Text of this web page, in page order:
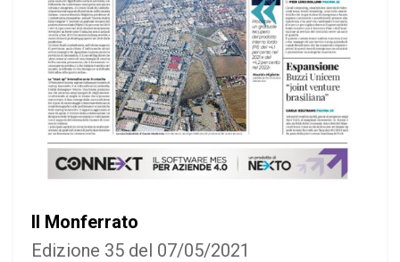
Il Monferrato
Edizione 35 del 07/05/2021